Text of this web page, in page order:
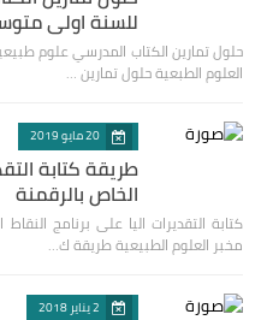
للسنة اولى
حلول تمارين الكتاب المدرسي علوم
العلوم الطبعية حلول تمارين …
20 مايو 2019
طريقة كتابة
الخاص بالرقمنة
كتابة التقديرات اليا على برنامج
مخبر العلوم الطبيعية طريقة ك…
2 يناير 2018